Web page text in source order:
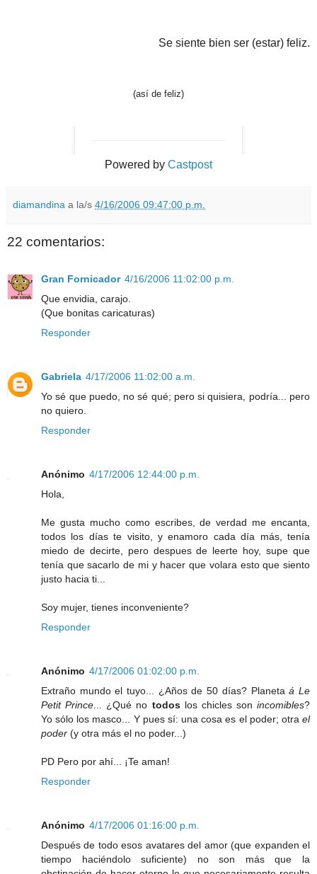
Se siente bien ser (estar) feliz.
(así de feliz)
Powered by Castpost
diamandina a la/s 4/16/2006 09:47:00 p.m.
22 comentarios:
Gran Fornicador 4/16/2006 11:02:00 p.m.
Que envidia, carajo.
(Que bonitas caricaturas)
Responder
Gabriela 4/17/2006 11:02:00 a.m.
Yo sé que puedo, no sé qué; pero si quisiera, podría... pero
no quiero.
Responder
Anónimo 4/17/2006 12:44:00 p.m.
Hola,
Me gusta mucho como escribes, de verdad me encanta,
todos los días te visito, y enamoro cada día más, tenía
miedo de decirte, pero despues de leerte hoy, supe que
tenía que sacarlo de mi y hacer que volara esto que siento
justo hacia ti...
Soy mujer, tienes inconveniente?
Responder
Anónimo 4/17/2006 01:02:00 p.m.
Extraño mundo el tuyo... ¿Años de 50 días? Planetaá Le
Petit Prince ... ¿Qué no todoslos chicles son incomibles?
Yo sólo los masco... Y pues sí: una cosa es el poder; otra el
poder (y otra más el no poder...)
PD Pero por ahí... ¡Te aman!
Responder
Anónimo 4/17/2006 01:16:00 p.m.
Después de todo esos avatares del amor (que expanden el
tiempo haciéndolo suficiente) no son más que la